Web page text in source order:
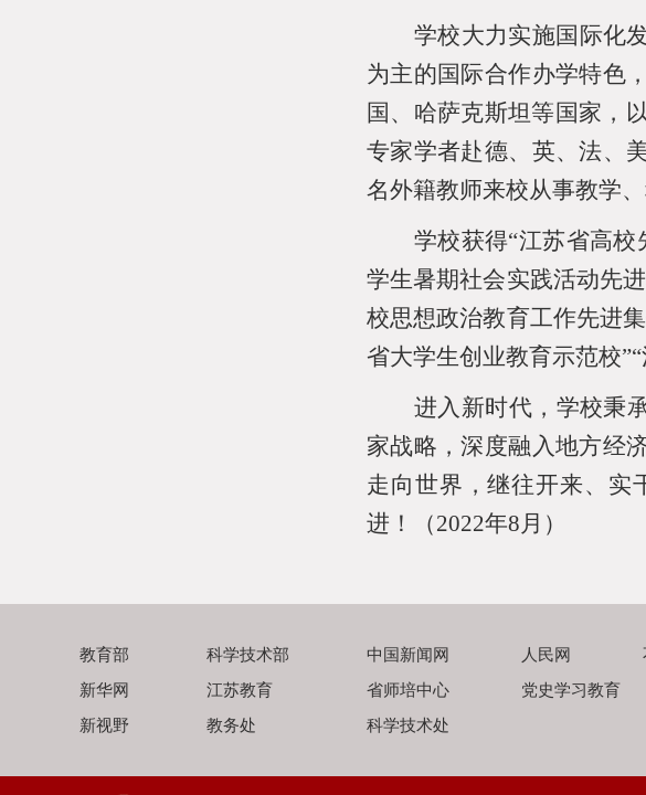
学校大力实施国际化
为主的国际合作办学特色
国、哈萨克斯坦等国家，
专家学者赴德、英、法、
名外籍教师来校从事教学
学校获得“江苏省高校
学生暑期社会实践活动先
校思想政治教育工作先进
省大学生创业教育示范校
进入新时代，学校秉
家战略，深度融入地方经
走向世界，继往开来、实
进！（2022年8月）
教育部 科学技术部 中国新闻网 人民网
新华网
江苏教育 省师培中心
党史学习教育
新视野
教务处 科学技术处